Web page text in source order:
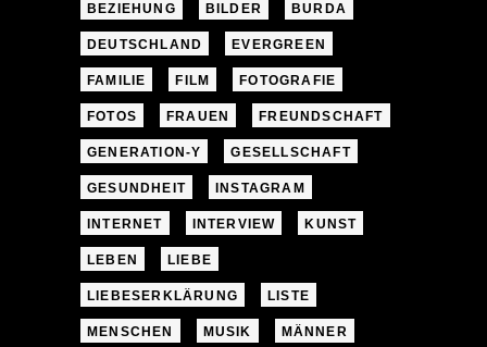
BEZIEHUNG BILDER BURDA
DEUTSCHLAND EVERGREEN
FAMILIE FILM FOTOGRAFIE
FOTOS FRAUEN FREUNDSCHAFT
GENERATION-Y GESELLSCHAFT
GESUNDHEIT INSTAGRAM
INTERNET INTERVIEW KUNST
LEBEN LIEBE
LIEBESERKLÄRUNG LISTE
MENSCHEN MUSIK MÄNNER